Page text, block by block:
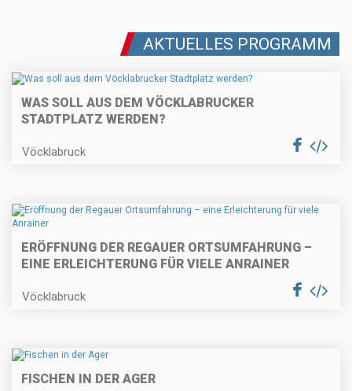
AKTUELLES PROGRAMM
WAS SOLL AUS DEM VÖCKLABRUCKER
STADTPLATZ WERDEN?
Vöcklabruck
ERÖFFNUNG DER REGAUER ORTSUMFAHRUNG –
EINE ERLEICHTERUNG FÜR VIELE ANRAINER
Vöcklabruck
FISCHEN IN DER AGER